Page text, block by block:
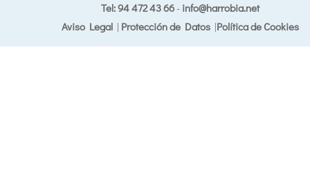
Tel: 94 472 43 66- info@harrobia.net
Aviso Legal| Protección de Datos|Política de Cookies